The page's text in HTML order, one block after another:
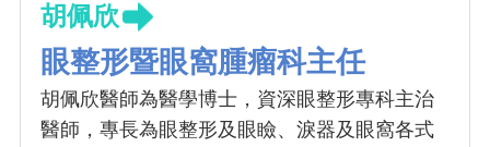
胡佩欣
眼整形暨眼窩腫瘤科主任
胡佩欣醫師為醫學博士，資深眼整形專科主治
醫師，專長為眼整形及眼瞼、淚器及眼窩各式